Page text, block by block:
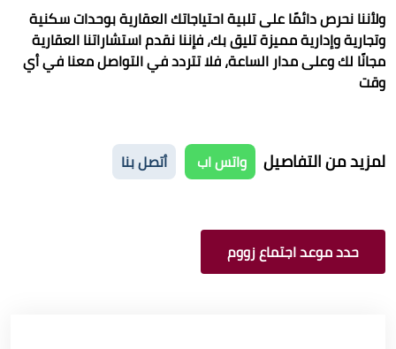
ولأننا نحرص دائمًا على تلبية احتياجاتك العقارية بوحدات سكنية
وتجارية وإدارية مميزة تليق بك، فإننا نقدم استشاراتنا العقارية
مجانًا لك وعلى مدار الساعة، فلا تتردد في التواصل معنا في أي
وقت
لمزيد من التفاصيل واتس اب أتصل بنا
حدد موعد اجتماع زووم